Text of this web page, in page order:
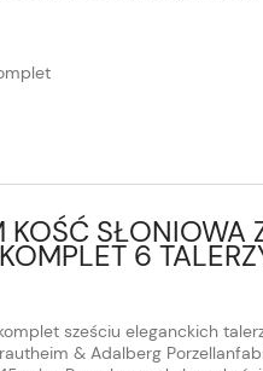
KOŚĆ SŁONIOWA
6
sześciu eleganckich
& Adalberg